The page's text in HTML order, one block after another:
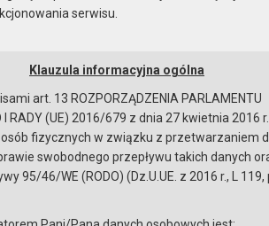
Informacji Publicznej
Mapa serwisu Aktualności
korzystania
serwisu.
Klauzula informacyjna ogólna
art. 13 ROZPORZĄDZENIA PARLAMENTU
I RADY (UE) 2016/679 z dnia 27 kwietnia 2016
fizycznych w związku z przetwarzaniem
swobodnego przepływu takich danych
95/46/WE (RODO) (Dz.U.UE. z 2016 r., L 119,